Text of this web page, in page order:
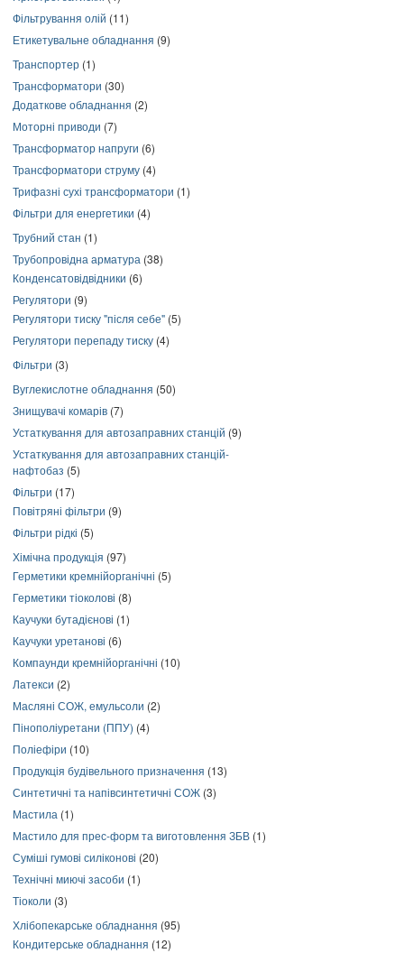
Фільтрування олій (11)
Етикетувальне обладнання (9)
Транспортер (1)
Трансформатори (30)
Додаткове обладнання (2)
Моторні приводи (7)
Трансформатор напруги (6)
Трансформатори струму (4)
Трифазні сухі трансформатори (1)
Фільтри для енергетики (4)
Трубний стан (1)
Трубопровідна арматура (38)
Конденсатовідвідники (6)
Регулятори (9)
Регулятори тиску "після себе" (5)
Регулятори перепаду тиску (4)
Фільтри (3)
Вуглекислотне обладнання (50)
Знищувачі комарів (7)
Устаткування для автозаправних станцій (9)
Устаткування для автозаправних станцій-
нафтобаз (5)
Фільтри (17)
Повітряні фільтри (9)
Фільтри рідкі (5)
Хімічна продукція (97)
Герметики кремнійорганічні (5)
Герметики тіоколові (8)
Каучуки бутадієнові (1)
Каучуки уретанові (6)
Компаунди кремнійорганічні (10)
Латекси (2)
Масляні СОЖ, емульсоли (2)
Пінополіуретани (ППУ) (4)
Поліефіри (10)
Продукція будівельного призначення (13)
Синтетичні та напівсинтетичні СОЖ (3)
Мастила (1)
Мастило для прес-форм та виготовлення ЗБВ (1)
Суміші гумові силіконові (20)
Технічні миючі засоби (1)
Тіоколи (3)
Хлібопекарське обладнання (95)
Кондитерське обладнання (12)